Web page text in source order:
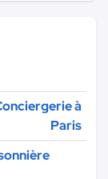
à
Paris